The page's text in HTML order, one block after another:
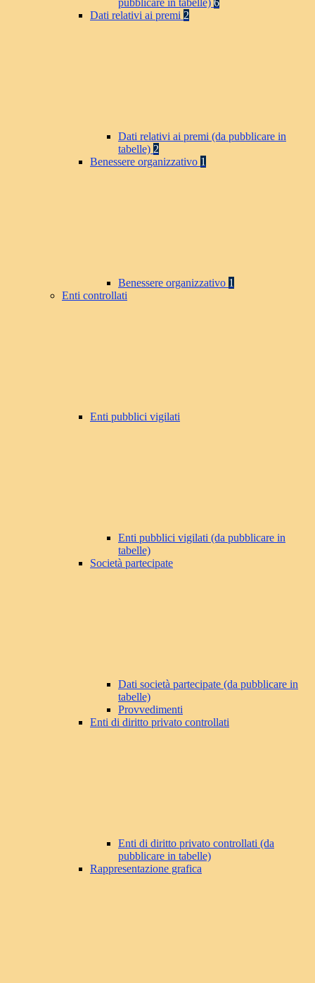
pubblicare in tabelle) 6
Dati relativi ai premi 2
Dati relativi ai premi (da pubblicare in
tabelle) 2
Benessere organizzativo 1
Benessere organizzativo 1
Enti controllati
Enti pubblici vigilati
Enti pubblici vigilati (da pubblicare in
tabelle)
Società partecipate
Dati società partecipate (da pubblicare in
tabelle)
Provvedimenti
Enti di diritto privato controllati
Enti di diritto privato controllati (da
pubblicare in tabelle)
Rappresentazione grafica